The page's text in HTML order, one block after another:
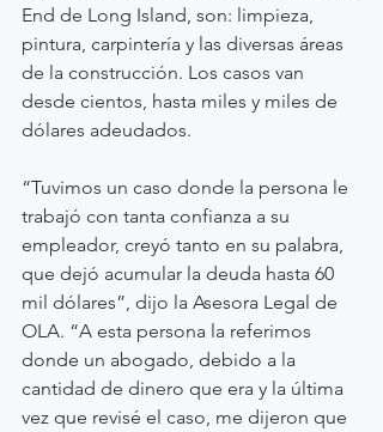
End de Long Island, son: limpieza,
pintura, carpintería y las diversas áreas
de la construcción. Los casos van
desde cientos, hasta miles y miles de
dólares adeudados.
“Tuvimos un caso donde la persona le
trabajó con tanta confianza a su
empleador, creyó tanto en su palabra,
que dejó acumular la deuda hasta 60
mil dólares”, dijo la Asesora Legal de
OLA. “A esta persona la referimos
donde un abogado, debido a la
cantidad de dinero que era y la última
vez que revisé el caso, me dijeron que